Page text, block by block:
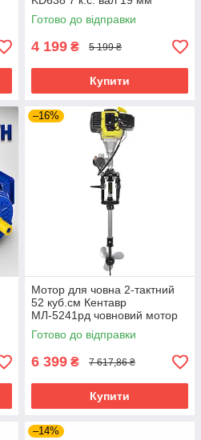
двигун для садової техніки
двигун бензиновий
Готово до відправки
4 199 ₴ 5 199 ₴
Купити
–16%
Мотор для човна 2-тактний
52 куб.см Кентавр
МЛ-5241рд човновий мотор
бензиновий двотактний
Готово до відправки
6 399 ₴ 7 617,86 ₴
Купити
–14%